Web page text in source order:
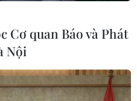
Cơ quan Báo và Phát
Nội